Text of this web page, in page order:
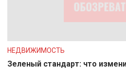
НЕДВИЖИМОСТЬ
Зеленый стандарт: что